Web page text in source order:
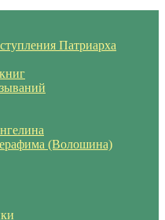
Патриарха
(Волошина)